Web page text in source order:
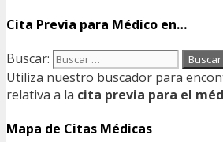
Cita Previa para Médico en…
Buscar:
Utiliza nuestro buscador para
relativa a la cita previa para el
Mapa de Citas Médicas